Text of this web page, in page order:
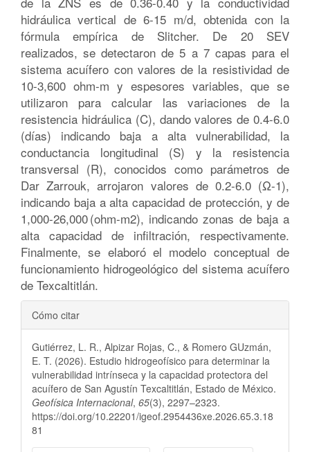
hidráulica vertical de 6-15 m/d, obtenida con la
fórmula empírica de Slitcher. De 20 SEV
realizados, se detectaron de 5 a 7 capas para el
sistema acuífero con valores de la resistividad de
10-3,600 ohm-m y espesores variables, que se
utilizaron para calcular las variaciones de la
resistencia hidráulica (C), dando valores de 0.4-6.0
(días) indicando baja a alta vulnerabilidad, la
conductancia longitudinal (S) y la resistencia
transversal (R), conocidos como parámetros de
Dar Zarrouk, arrojaron valores de 0.2-6.0 (Ω-1),
indicando baja a alta capacidad de protección, y de
1,000-26,000 (ohm-m2), indicando zonas de baja a
alta capacidad de infiltración, respectivamente.
Finalmente, se elaboró el modelo conceptual de
funcionamiento hidrogeológico del sistema acuífero
de Texcaltitlán.
Detalles
del
artículo
Cómo citar
Gutiérrez, L. R., Alpizar Rojas, C., & Romero GUzmán,
E. T. (2026). Estudio hidrogeofísico para determinar la
vulnerabilidad intrínseca y la capacidad protectora del
acuífero de San Agustín Texcaltitlán, Estado de México.
Geofísica Internacional, 65(3), 2297–2323.
https://doi.org/10.22201/igeof.2954436xe.2026.65.3.18
81